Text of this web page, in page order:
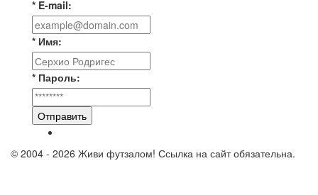
* E-mail:
* Имя:
* Пароль:
Отправить
© 2004 - 2026 Живи футзалом! Ссылка на сайт обязательна.